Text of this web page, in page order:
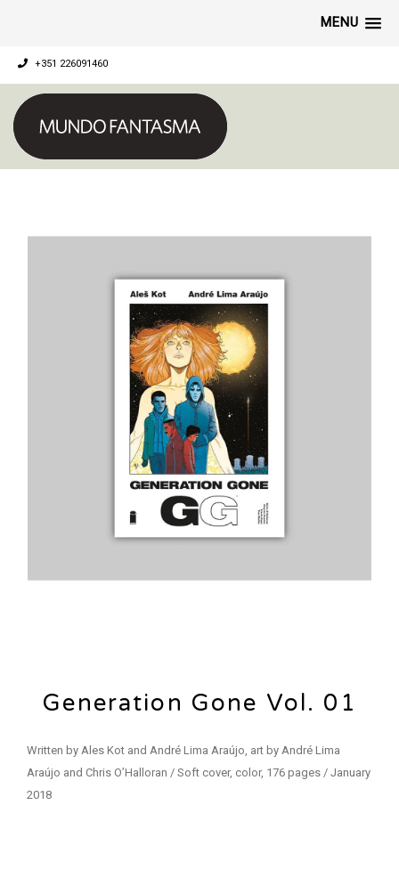
MENU
+351 226091460
Generation Gone Vol. 01
Written by Ales Kot and André Lima Araújo, art by André Lima
Araújo and Chris O’Halloran / Soft cover, color, 176 pages / January
2018